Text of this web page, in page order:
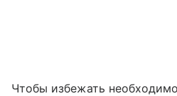
Чтобы избежать